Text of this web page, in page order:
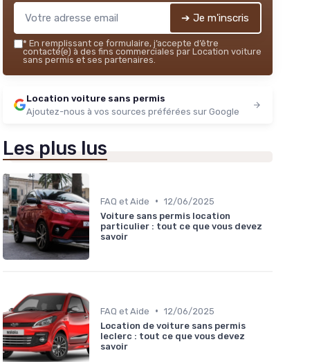
➔ Je m'inscris
* En remplissant ce formulaire, j’accepte d’être
contacté(e) à des fins commerciales par Location voiture
sans permis et ses partenaires.
Location voiture sans permis
Ajoutez-nous à vos sources préférées sur Google
Les plus lus
FAQ et Aide • 12/06/2025
Voiture sans permis location
particulier : tout ce que vous devez
savoir
FAQ et Aide • 12/06/2025
Location de voiture sans permis
leclerc : tout ce que vous devez
savoir